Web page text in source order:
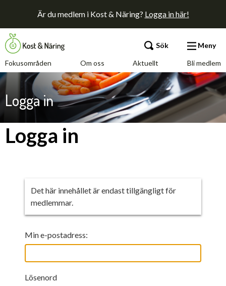
Är du medlem i Kost & Näring? Logga in här!
Fokusområden Om oss Aktuellt Bli medlem
Sök Meny
Fokusområden
Om oss
Aktuellt
Kontakt Annonsera
För studenter English
Logga in
Logga in
Det här innehållet är endast tillgängligt för
medlemmar.
Min e-postadress:
Lösenord